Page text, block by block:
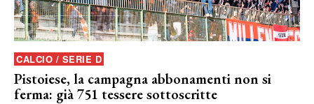
CALCIO / SERIE D
Pistoiese, la campagna abbonamenti non si
ferma: già 751 tessere sottoscritte